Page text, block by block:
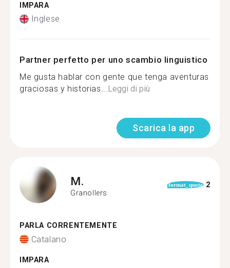
IMPARA
Inglese
Partner perfetto per uno scambio linguistico
Me gusta hablar con gente que tenga aventuras
graciosas y historias...Leggi di più
Scarica la app
M.
Granollers
format_quote 2
PARLA CORRENTEMENTE
Catalano
IMPARA